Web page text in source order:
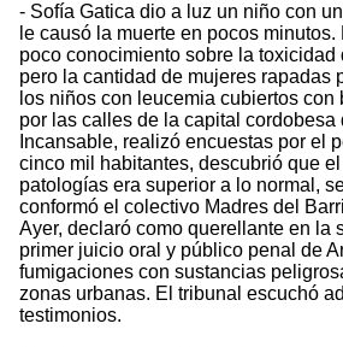
- Sofía Gatica dio a luz un niño con
le causó la muerte en pocos
poco conocimiento sobre la toxicidad
pero la cantidad de mujeres rapadas
los niños con leucemia cubiertos con
por las calles de la capital cordobesa
Incansable, realizó encuestas por el
cinco mil habitantes, descubrió que
patologías era superior a lo normal,
conformó el colectivo Madres del
Ayer, declaró como querellante en la
primer juicio oral y público penal de
fumigaciones con sustancias
zonas urbanas. El tribunal escuchó
testimonios.